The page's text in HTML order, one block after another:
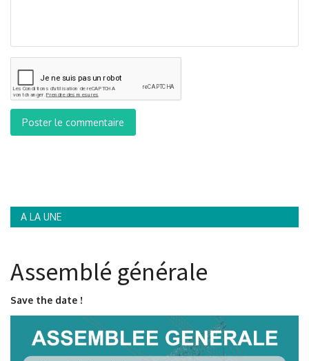
Poster le commentaire
A LA UNE
Assemblé générale
Save the date !